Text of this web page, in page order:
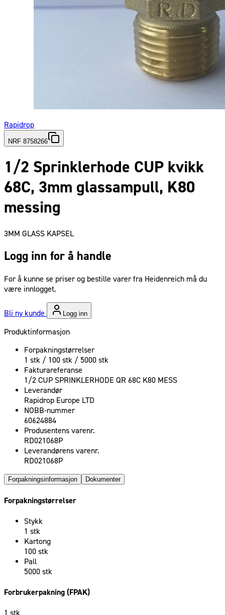
Rapidrop
NRF 8758266
1/2 Sprinklerhode CUP kvikk
68C, 3mm glassampull, K80
messing
3MM GLASS KAPSEL
Logg inn for å handle
For å kunne se priser og bestille varer fra Heidenreich må du
være innlogget.
Bli ny kunde Logg inn
Produktinformasjon
Forpakningstørrelser
1 stk / 100 stk / 5000 stk
Fakturareferanse
1/2 CUP SPRINKLERHODE QR 68C K80 MESS
Leverandør
Rapidrop Europe LTD
NOBB-nummer
60624884
Produsentens varenr.
RD021068P
Leverandørens varenr.
RD021068P
Forpakningsinformasjon Dokumenter
Forpakningstørrelser
Stykk
1 stk
Kartong
100 stk
Pall
5000 stk
Forbrukerpakning (FPAK)